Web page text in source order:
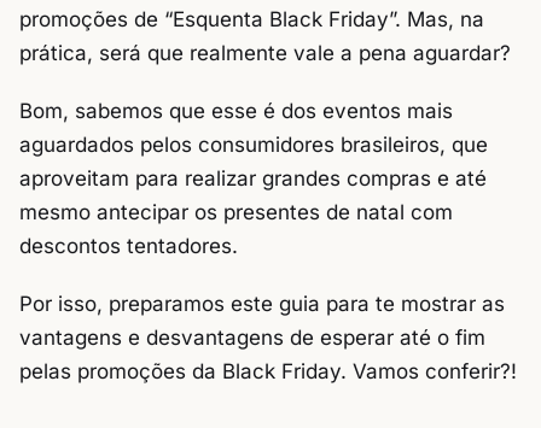
promoções de “Esquenta Black Friday”. Mas, na
prática, será que realmente vale a pena aguardar?
Bom, sabemos que esse é dos eventos mais
aguardados pelos consumidores brasileiros, que
aproveitam para realizar grandes compras e até
mesmo antecipar os presentes de natal com
descontos tentadores.
Por isso, preparamos este guia para te mostrar as
vantagens e desvantagens de esperar até o fim
pelas promoções da Black Friday. Vamos conferir?!